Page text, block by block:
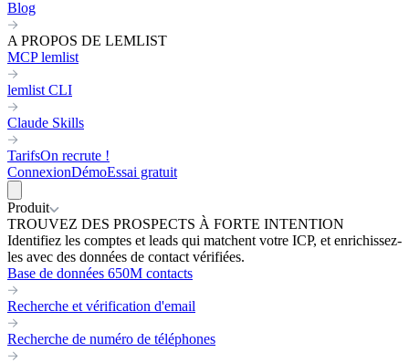
Blog
A PROPOS DE LEMLIST
MCP lemlist
lemlist CLI
Claude Skills
TarifsOn recrute !
ConnexionDémoEssai gratuit
Produit
TROUVEZ DES PROSPECTS À FORTE INTENTION
Identifiez les comptes et leads qui matchent votre ICP, et enrichissez-
les avec des données de contact vérifiées.
Base de données 650M contacts
Recherche et vérification d'email
Recherche de numéro de téléphones